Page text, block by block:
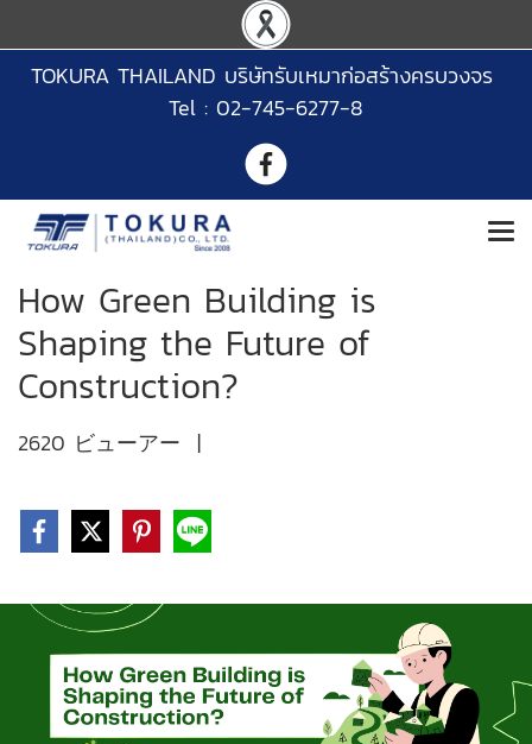
TOKURA THAILAND บริษัทรับเหมาก่อสร้างครบวงจร
Tel : 02-745-6277-8
How Green Building is
Shaping the Future of
Construction?
2620 ビューアー |